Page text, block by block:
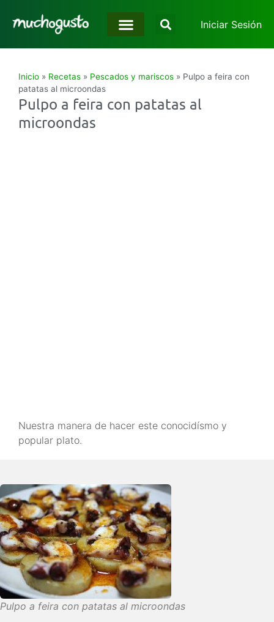
Iniciar Sesión
Inicio » Recetas » Pescados y mariscos » Pulpo a feira con
patatas al microondas
Pulpo a feira con patatas al
microondas
Nuestra manera de hacer este conocidísmo y
popular plato.
Pulpo a feira con patatas al microondas